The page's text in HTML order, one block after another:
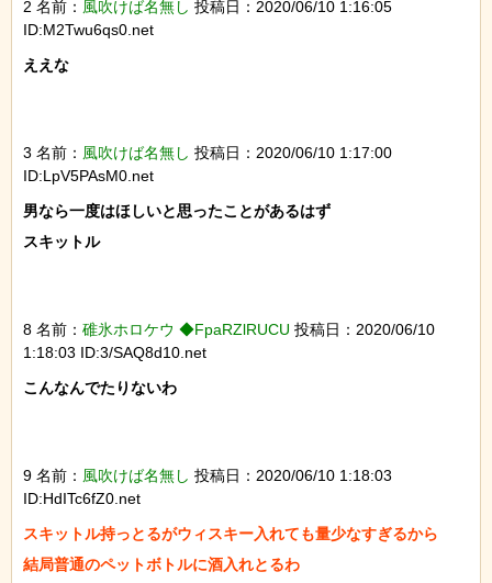
2 名前： 風吹けば名無し 投稿日：2020/06/10 1:16:05
ID:M2Twu6qs0.net
ええな
3 名前： 風吹けば名無し 投稿日：2020/06/10 1:17:00
ID:LpV5PAsM0.net
男なら一度はほしいと思ったことがあるはず
スキットル
8 名前： 碓氷ホロケウ ◆FpaRZlRUCU 投稿日：2020/06/10
1:18:03 ID:3/SAQ8d10.net
こんなんでたりないわ
9 名前： 風吹けば名無し 投稿日：2020/06/10 1:18:03
ID:HdITc6fZ0.net
スキットル持っとるがウィスキー入れても量少なすぎるから
結局普通のペットボトルに酒入れとるわ